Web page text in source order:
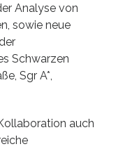
Analyse von
sowie neue
Schwarzen
Sgr A*,
auch